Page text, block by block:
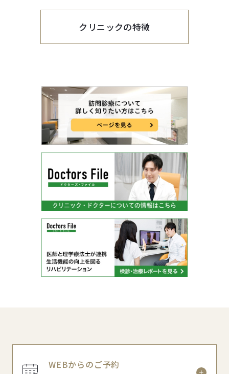
クリニックの特徴
WEBからのご予約